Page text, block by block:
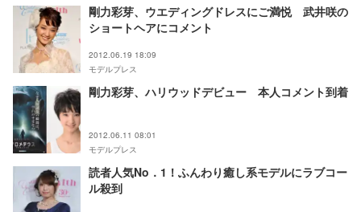
剛力彩芽、ウエディングドレスにご満悦 武井咲の
ショートヘアにコメント
2012.06.19 18:09
モデルプレス
剛力彩芽、ハリウッドデビュー 本人コメント到着
2012.06.11 08:01
モデルプレス
読者人気No．1！ふんわり癒し系モデルにラブコー
ル殺到